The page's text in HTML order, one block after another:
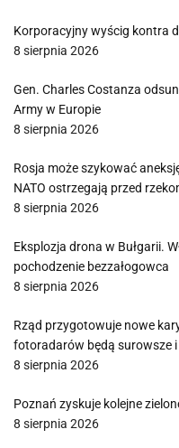
Korporacyjny wyścig kontra
8 sierpnia 2026
Gen. Charles Costanza
Army w Europie
8 sierpnia 2026
Rosja może szykować
NATO ostrzegają przed
8 sierpnia 2026
Eksplozja drona w Bułgarii.
pochodzenie bezzałogowca
8 sierpnia 2026
Rząd przygotowuje nowe
fotoradarów będą surowsze
8 sierpnia 2026
Poznań zyskuje kolejne
8 sierpnia 2026